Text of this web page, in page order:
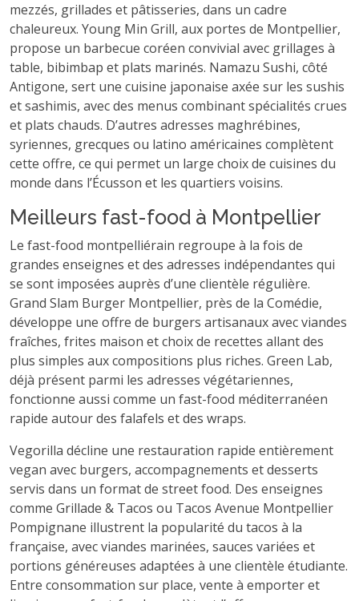
mezzés, grillades et pâtisseries, dans un cadre
chaleureux. Young Min Grill, aux portes de Montpellier,
propose un barbecue coréen convivial avec grillages à
table, bibimbap et plats marinés. Namazu Sushi, côté
Antigone, sert une cuisine japonaise axée sur les sushis
et sashimis, avec des menus combinant spécialités crues
et plats chauds. D’autres adresses maghrébines,
syriennes, grecques ou latino américaines complètent
cette offre, ce qui permet un large choix de cuisines du
monde dans l’Écusson et les quartiers voisins.
Meilleurs fast-food à Montpellier
Le fast-food montpelliérain regroupe à la fois de
grandes enseignes et des adresses indépendantes qui
se sont imposées auprès d’une clientèle régulière.
Grand Slam Burger Montpellier, près de la Comédie,
développe une offre de burgers artisanaux avec viandes
fraîches, frites maison et choix de recettes allant des
plus simples aux compositions plus riches. Green Lab,
déjà présent parmi les adresses végétariennes,
fonctionne aussi comme un fast-food méditerranéen
rapide autour des falafels et des wraps.
Vegorilla décline une restauration rapide entièrement
vegan avec burgers, accompagnements et desserts
servis dans un format de street food. Des enseignes
comme Grillade & Tacos ou Tacos Avenue Montpellier
Pompignane illustrent la popularité du tacos à la
française, avec viandes marinées, sauces variées et
portions généreuses adaptées à une clientèle étudiante.
Entre consommation sur place, vente à emporter et